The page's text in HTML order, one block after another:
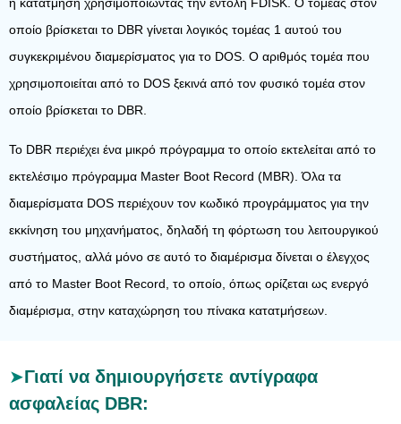
οποίο βρίσκεται το DBR γίνεται λογικός τομέας 1 αυτού του
συγκεκριμένου διαμερίσματος για το DOS. Ο αριθμός τομέα που
χρησιμοποιείται από το DOS ξεκινά από τον φυσικό τομέα στον
οποίο βρίσκεται το DBR.
Το DBR περιέχει ένα μικρό πρόγραμμα το οποίο εκτελείται από το
εκτελέσιμο πρόγραμμα Master Boot Record (MBR). Όλα τα
διαμερίσματα DOS περιέχουν τον κωδικό προγράμματος για την
εκκίνηση του μηχανήματος, δηλαδή τη φόρτωση του λειτουργικού
συστήματος, αλλά μόνο σε αυτό το διαμέρισμα δίνεται ο έλεγχος
από το Master Boot Record, το οποίο, όπως ορίζεται ως ενεργό
διαμέρισμα, στην καταχώρηση του πίνακα κατατμήσεων.
Γιατί να δημιουργήσετε αντίγραφα
ασφαλείας DBR: